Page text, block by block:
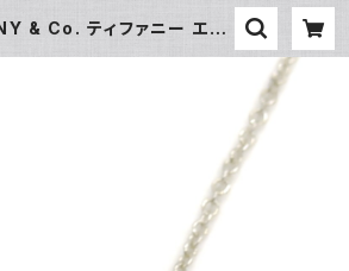
& Co. ティファニー エレ